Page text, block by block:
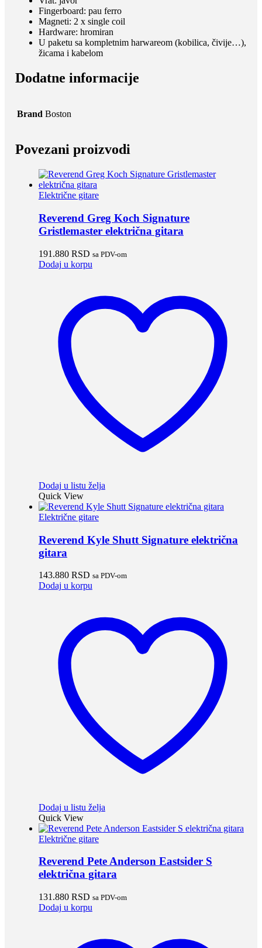
Fingerboard: pau ferro
Magneti: 2 x single coil
Hardware: hromiran
U paketu sa kompletnim harwareom (kobilica, čivije…),
žicama i kabelom
Dodatne informacije
Brand Boston
Povezani proizvodi
Električne gitare
Reverend Greg Koch Signature
Gristlemaster električna gitara
191.880 RSD sa PDV-om
Dodaj u korpu
Dodaj u listu želja
Quick View
Električne gitare
Reverend Kyle Shutt Signature električna
gitara
143.880 RSD sa PDV-om
Dodaj u korpu
Dodaj u listu želja
Quick View
Električne gitare
Reverend Pete Anderson Eastsider S
električna gitara
131.880 RSD sa PDV-om
Dodaj u korpu